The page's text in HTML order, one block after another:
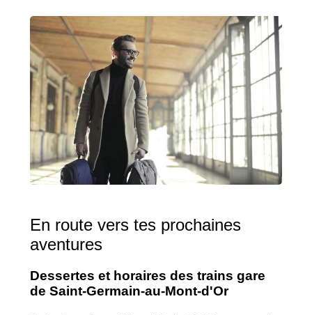
En route vers tes prochaines
aventures
Dessertes et horaires des trains gare
de Saint-Germain-au-Mont-d'Or